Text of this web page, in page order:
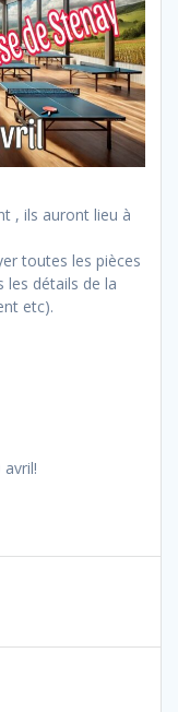
, ils auront lieu à
toutes les pièces
les détails de la
etc).